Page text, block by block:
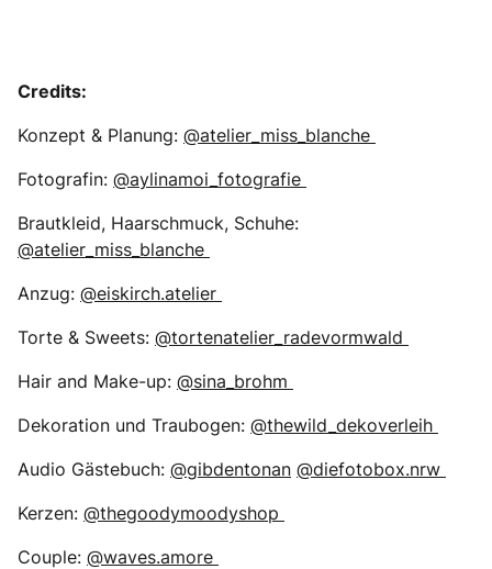
Credits:
Konzept & Planung: @atelier_miss_blanche
Fotografin: @aylinamoi_fotografie
Brautkleid, Haarschmuck, Schuhe:
@atelier_miss_blanche
Anzug: @eiskirch.atelier
Torte & Sweets: @tortenatelier_radevormwald
Hair and Make-up: @sina_brohm
Dekoration und Traubogen: @thewild_dekoverleih
Audio Gästebuch: @gibdentonan @diefotobox.nrw
Kerzen: @thegoodymoodyshop
Couple: @waves.amore